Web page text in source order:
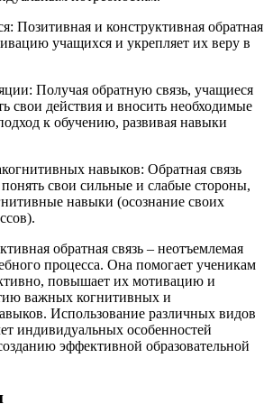
Позитивная и конструктивная обратная
учащихся и укрепляет их веру в
Получая обратную связь, учащиеся
свои действия и вносить необходимые
к обучению, развивая навыки
навыков: Обратная связь
свои сильные и слабые стороны,
навыки (осознание своих
обратная связь – неотъемлемая
процесса. Она помогает ученикам
повышает их мотивацию и
важных когнитивных и
Использование различных видов
индивидуальных особенностей
эффективной образовательной